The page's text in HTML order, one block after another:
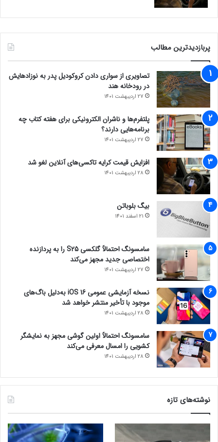
پربازدیدترین مطالب
تصاویری از سواری دادن کروکودیل پدر به نوزادهایش
در رودخانه هند
27 اردیبهشت 1401
پلتفرم‌ها و ناشران الکترونیکی برای هفته کتاب چه
برنامه‌هایی دارند؟
27 اردیبهشت 1401
افزایش قیمت کرایه تاکسی‌های آنلاین لغو شد
28 اردیبهشت 1401
بیگ بلوباتن
21 اسفند 1401
سامسونگ احتمالاً گلکسی S25 را به پردازنده
اختصاصی جدید مجهز می‌کند
27 اردیبهشت 1401
نسخه آزمایشی عمومی iOS 16 به‌دلیل باگ‌های
موجود با تأخیر منتشر خواهد شد
28 اردیبهشت 1401
سامسونگ احتمالاً اولین گوشی مجهز به نمایشگر
کشویی را امسال معرفی می‌کند
28 اردیبهشت 1401
نوشته‌های تازه